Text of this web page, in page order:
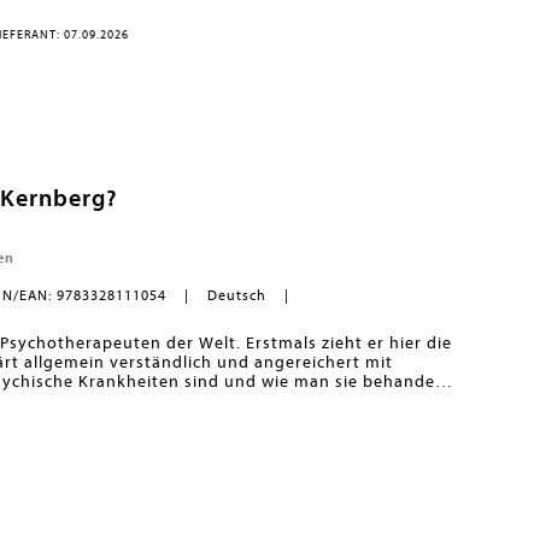
der das bloß immer wieder?«
07.09.2026
EAN: 9783328111054
Deutsch
der Welt. Erstmals zieht er hier die
allgemein verständlich und angereichert mit
Krankheiten sind und wie man sie behandelt.
sprechen, auf Gott und das ewige Leben, aber auch
Flucht vor den Nazis aus Wien und seine
in New York stattfindet, äußert sich der
unserer Zeit auch über ein